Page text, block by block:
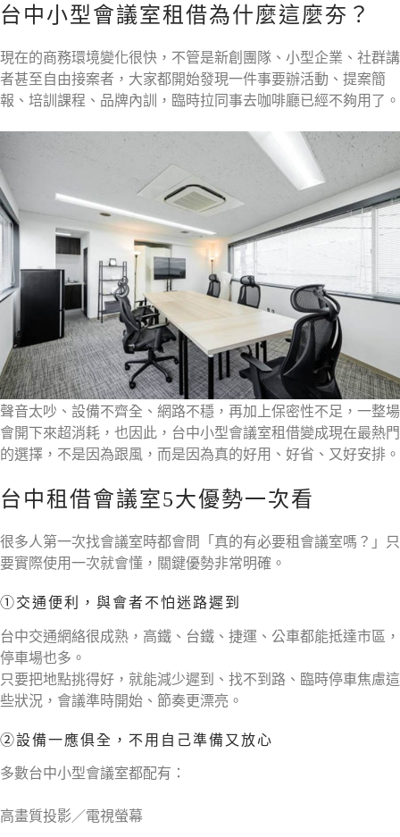
台中小型會議室租借為什麼這麼夯？
現在的商務環境變化很快，不管是新創團隊、小型企業、社群講
者甚至自由接案者，大家都開始發現一件事要辦活動、提案簡
報、培訓課程、品牌內訓，臨時拉同事去咖啡廳已經不夠用了。
聲音太吵、設備不齊全、網路不穩，再加上保密性不足，一整場
會開下來超消耗，也因此，台中小型會議室租借變成現在最熱門
的選擇，不是因為跟風，而是因為真的好用、好省、又好安排。
台中租借會議室5大優勢一次看
很多人第一次找會議室時都會問「真的有必要租會議室嗎？」只
要實際使用一次就會懂，關鍵優勢非常明確。
①交通便利，與會者不怕迷路遲到
台中交通網絡很成熟，高鐵、台鐵、捷運、公車都能抵達市區，
停車場也多。
只要把地點挑得好，就能減少遲到、找不到路、臨時停車焦慮這
些狀況，會議準時開始、節奏更漂亮。
②設備一應俱全，不用自己準備又放心
多數台中小型會議室都配有：
高畫質投影／電視螢幕